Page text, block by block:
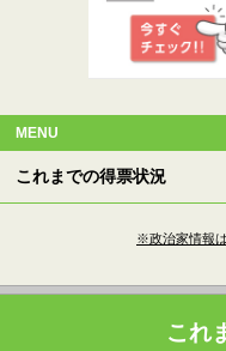
MENU
これまでの得票状況
※政治家情報
これ